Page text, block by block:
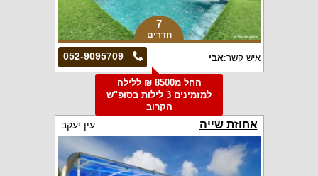
7
חדרים
052-9095709 איש קשר:אבי
החל מ8500 ₪ ללילה
למזמינים 3 לילות בסופ"ש
הקרוב
אחוזת שייה עין יעקב